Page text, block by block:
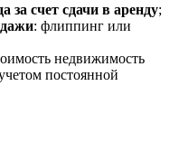
за счет сдачи в аренду;
: флиппинг или
недвижимость
постоянной